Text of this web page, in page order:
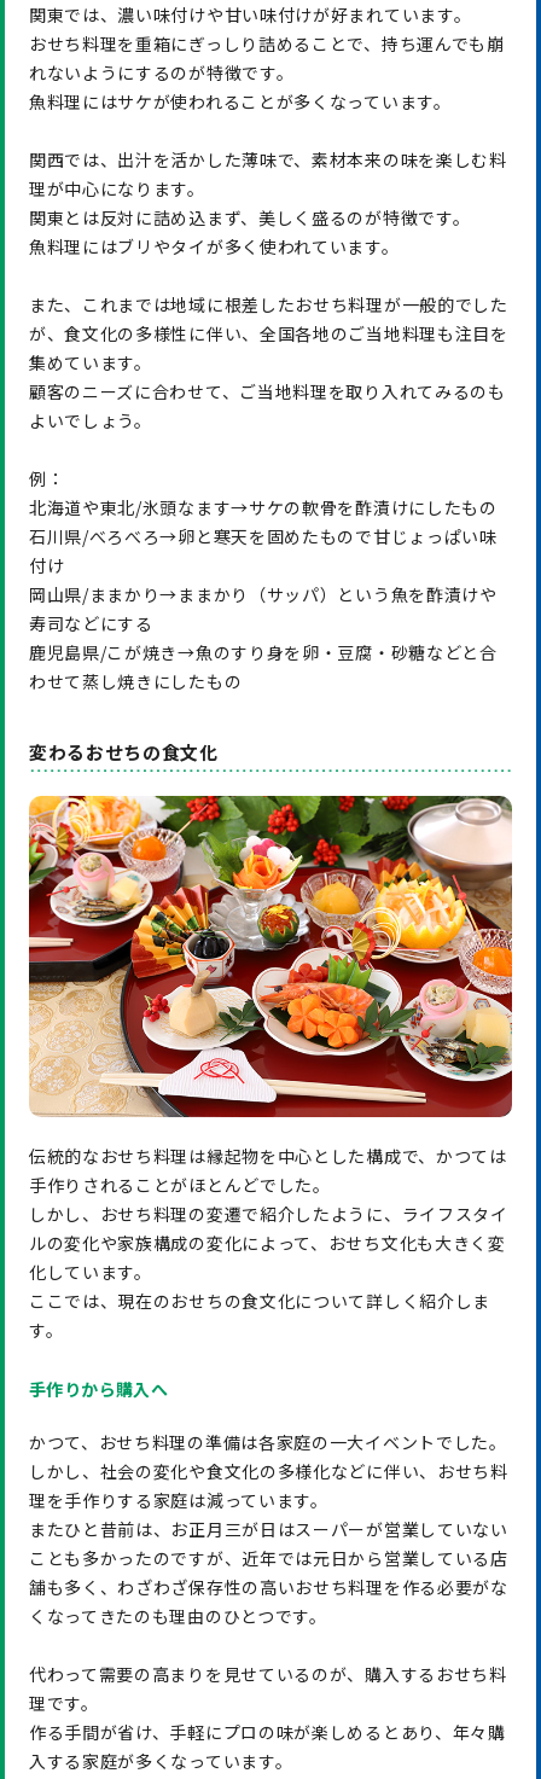
関東では、濃い味付けや甘い味付けが好まれています。
おせち料理を重箱にぎっしり詰めることで、持ち運んでも崩
れないようにするのが特徴です。
魚料理にはサケが使われることが多くなっています。
関西では、出汁を活かした薄味で、素材本来の味を楽しむ料
理が中心になります。
関東とは反対に詰め込まず、美しく盛るのが特徴です。
魚料理にはブリやタイが多く使われています。
また、これまでは地域に根差したおせち料理が一般的でした
が、食文化の多様性に伴い、全国各地のご当地料理も注目を
集めています。
顧客のニーズに合わせて、ご当地料理を取り入れてみるのも
よいでしょう。
例：
北海道や東北/氷頭なます→サケの軟骨を酢漬けにしたもの
石川県/べろべろ→卵と寒天を固めたもので甘じょっぱい味
付け
岡山県/ままかり→ままかり（サッパ）という魚を酢漬けや
寿司などにする
鹿児島県/こが焼き→魚のすり身を卵・豆腐・砂糖などと合
わせて蒸し焼きにしたもの
変わるおせちの食文化
伝統的なおせち料理は縁起物を中心とした構成で、かつては
手作りされることがほとんどでした。
しかし、おせち料理の変遷で紹介したように、ライフスタイ
ルの変化や家族構成の変化によって、おせち文化も大きく変
化しています。
ここでは、現在のおせちの食文化について詳しく紹介しま
す。
手作りから購入へ
かつて、おせち料理の準備は各家庭の一大イベントでした。
しかし、社会の変化や食文化の多様化などに伴い、おせち料
理を手作りする家庭は減っています。
またひと昔前は、お正月三が日はスーパーが営業していない
ことも多かったのですが、近年では元日から営業している店
舗も多く、わざわざ保存性の高いおせち料理を作る必要がな
くなってきたのも理由のひとつです。
代わって需要の高まりを見せているのが、購入するおせち料
理です。
作る手間が省け、手軽にプロの味が楽しめるとあり、年々購
入する家庭が多くなっています。